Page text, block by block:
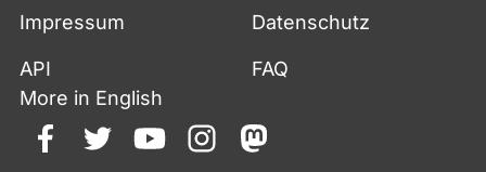
Impressum Datenschutz
API
FAQ
More in English
facebooktwitteryoutubeinstagrammastodon